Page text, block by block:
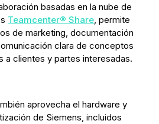
basadas en la nube de
Teamcenter® Share, permite
de marketing, documentación
clara de conceptos
a clientes y partes interesadas.
aprovecha el hardware y
de Siemens, incluidos